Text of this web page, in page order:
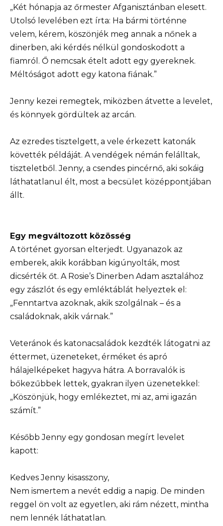
„Két hónapja az őrmester Afganisztánban elesett.
Utolsó levelében ezt írta: Ha bármi történne
velem, kérem, köszönjék meg annak a nőnek a
dinerben, aki kérdés nélkül gondoskodott a
fiamról. Ő nemcsak ételt adott egy gyereknek.
Méltóságot adott egy katona fiának.”
Jenny kezei remegtek, miközben átvette a levelet,
és könnyek gördültek az arcán.
Az ezredes tisztelgett, a vele érkezett katonák
követték példáját. A vendégek némán felálltak,
tiszteletből. Jenny, a csendes pincérnő, aki sokáig
láthatatlanul élt, most a becsület középpontjában
állt.
Egy megváltozott közösség
A történet gyorsan elterjedt. Ugyanazok az
emberek, akik korábban kigúnyolták, most
dicsérték őt. A Rosie’s Dinerben Adam asztalához
egy zászlót és egy emléktáblát helyeztek el:
„Fenntartva azoknak, akik szolgálnak – és a
családoknak, akik várnak.”
Veteránok és katonacsaládok kezdték látogatni az
éttermet, üzeneteket, érméket és apró
hálajelképeket hagyva hátra. A borravalók is
bőkezűbbek lettek, gyakran ilyen üzenetekkel:
„Köszönjük, hogy emlékeztet, mi az, ami igazán
számít.”
Később Jenny egy gondosan megírt levelet
kapott:
Kedves Jenny kisasszony,
Nem ismertem a nevét eddig a napig. De minden
reggel ön volt az egyetlen, aki rám nézett, mintha
nem lennék láthatatlan.